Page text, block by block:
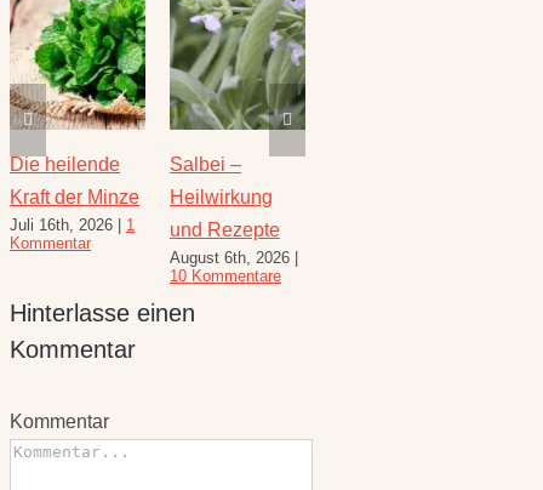
Die heilende
Kraft der Minze
Juli 16th, 2026
1
Kommentar
Salbei –
Heilwirkung
und Rezepte
August 6th, 2026
10 Kommentare
Hinterlasse einen
Kommentar
Kommentar